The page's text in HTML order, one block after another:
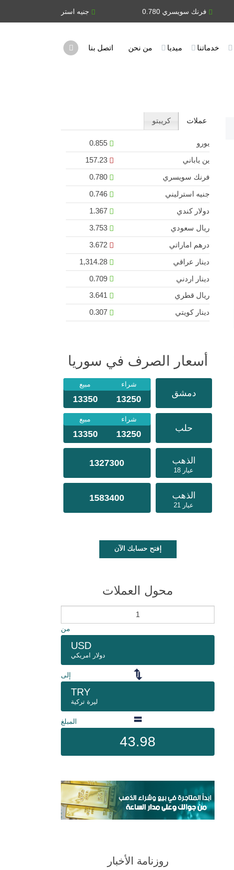
فرنك سويسري 0.780 جنيه استرليني 0.746
خدماتنا ميديا من نحن اتصل بنا
عملات كريبتو
يورو
ين ياباني
فرنك سويسري
جنيه استرليني
دولار كندي
ريال سعودي
درهم اماراتي
دينار عراقي
دينار اردني
ريال قطري
دينار كويتي
أسعار الصرف في سوريا
دمشق
شراء مبيع
13250
13350
حلب
شراء مبيع
13250
13350
الذهب
عيار 18
1327300
الذهب
عيار 21
1583400
إفتح حسابك الآن
محول العملات
من
USD
دولار امريكي
إلى
TRY
ليرة تركية
المبلغ
43.98
روزنامة الأخبار